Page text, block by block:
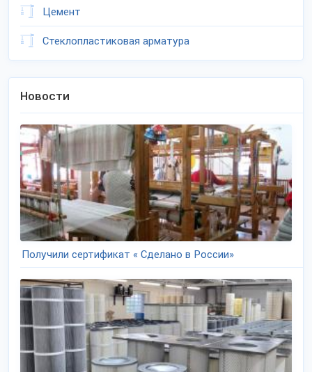
Цемент
Стеклопластиковая арматура
Новости
Получили сертификат « Сделано в России»